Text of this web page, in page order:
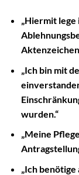
„Hiermit
„Ich bin mit
wurden.“
„Meine
„Ich